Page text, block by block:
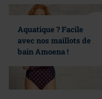
Aquatique ? Facile
avec nos maillots de
bain Amoena !